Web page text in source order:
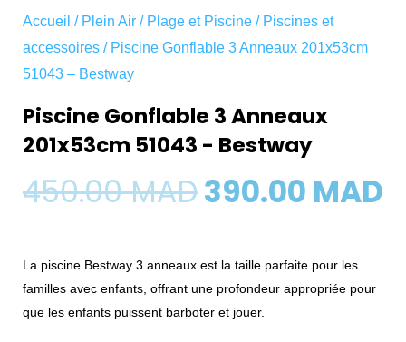
Accueil / Plein Air / Plage et Piscine / Piscines et
accessoires / Piscine Gonflable 3 Anneaux 201x53cm
51043 – Bestway
Piscine Gonflable 3 Anneaux
201x53cm 51043 - Bestway
450.00MADLe
initial
était :
390.00 MAD
La piscine Bestway 3 anneaux est la taille parfaite pour les
familles avec enfants, offrant une profondeur appropriée pour
que les enfants puissent barboter et jouer.